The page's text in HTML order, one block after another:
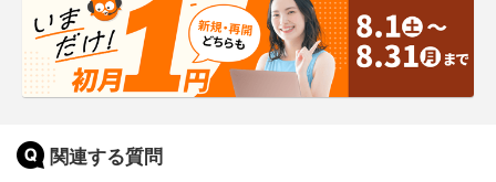
関連する質問